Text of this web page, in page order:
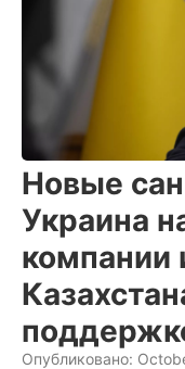
Новые
Украина
компании
Опубликовано: